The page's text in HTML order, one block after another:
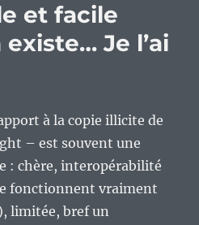
et facile
Je l’ai
à la copie illicite de
– est souvent une
: chère, interopérabilité
fonctionnent vraiment
limitée, bref un